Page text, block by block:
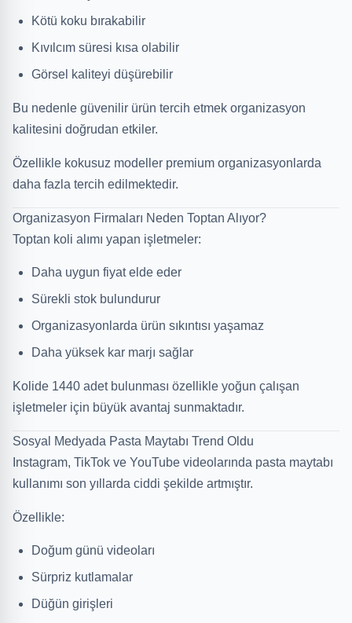
Kötü koku bırakabilir
Kıvılcım süresi kısa olabilir
Görsel kaliteyi düşürebilir
Bu nedenle güvenilir ürün tercih etmek organizasyon
kalitesini doğrudan etkiler.
Özellikle kokusuz modeller premium organizasyonlarda
daha fazla tercih edilmektedir.
Organizasyon Firmaları Neden Toptan Alıyor?
Toptan koli alımı yapan işletmeler:
Daha uygun fiyat elde eder
Sürekli stok bulundurur
Organizasyonlarda ürün sıkıntısı yaşamaz
Daha yüksek kar marjı sağlar
Kolide 1440 adet bulunması özellikle yoğun çalışan
işletmeler için büyük avantaj sunmaktadır.
Sosyal Medyada Pasta Maytabı Trend Oldu
Instagram, TikTok ve YouTube videolarında pasta maytabı
kullanımı son yıllarda ciddi şekilde artmıştır.
Özellikle:
Doğum günü videoları
Sürpriz kutlamalar
Düğün girişleri